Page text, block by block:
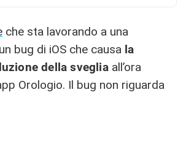
che sta lavorando a una
bug di iOS che causa la
della svegliaall’ora
Orologio. Il bug non riguarda